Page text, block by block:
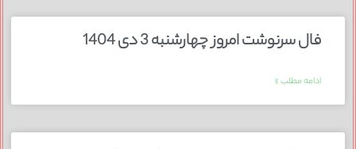
فال سرنوشت امروز چهارشنبه 3 دی 1404
ادامه مطلب »